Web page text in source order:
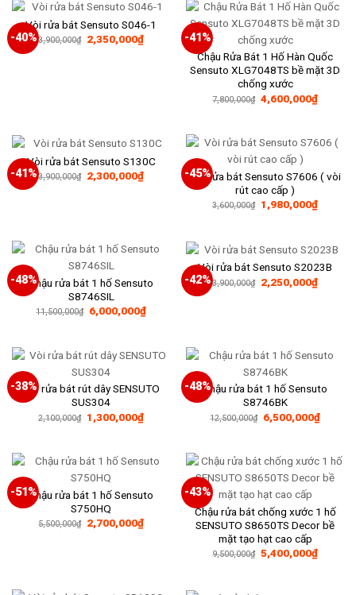
-40%
Vòi rửa bát Sensuto S046-1
3,900,000₫ Giá
gốc
2,350,000₫Giá
hiện
-41%
Chậu Rửa Bát 1 Hố Hàn Quốc
Sensuto XLG7048TS bề mặt 3D
chống xước
7,800,000₫ Giá
gốc
4,600,000₫Giá
hiện
-41%
Vòi rửa bát Sensuto S130C
3,900,000₫ Giá
gốc
2,300,000₫Giá
hiện
-45%
Vòi rửa bát Sensuto S7606 ( vòi
rút cao cấp )
3,600,000₫ Giá
gốc
1,980,000₫Giá
hiện
-48%Chậu rửa bát 1 hố Sensuto
S8746SIL
11,500,000₫ Giá
gốc
6,000,000₫Giá
hiện
6,000,000₫.
-42%
Vòi rửa bát Sensuto S2023B
3,900,000₫ Giá
gốc
2,250,000₫Giá
hiện
-38%Vòi rửa bát rút dây SENSUTO
SUS304
2,100,000₫ Giá
gốc
1,300,000₫Giá
hiện
1,300,000₫.
-48%Chậu rửa bát 1 hố Sensuto
S8746BK
12,500,000₫ Giá
gốc
6,500,000₫Giá
hiện
-51%Chậu rửa bát 1 hố Sensuto
S750HQ
5,500,000₫ Giá
gốc
2,700,000₫Giá
hiện
-43%
Chậu rửa bát chống xước 1 hố
SENSUTO S8650TS Decor bề
mặt tạo hạt cao cấp
9,500,000₫ Giá
gốc
5,400,000₫Giá
hiện